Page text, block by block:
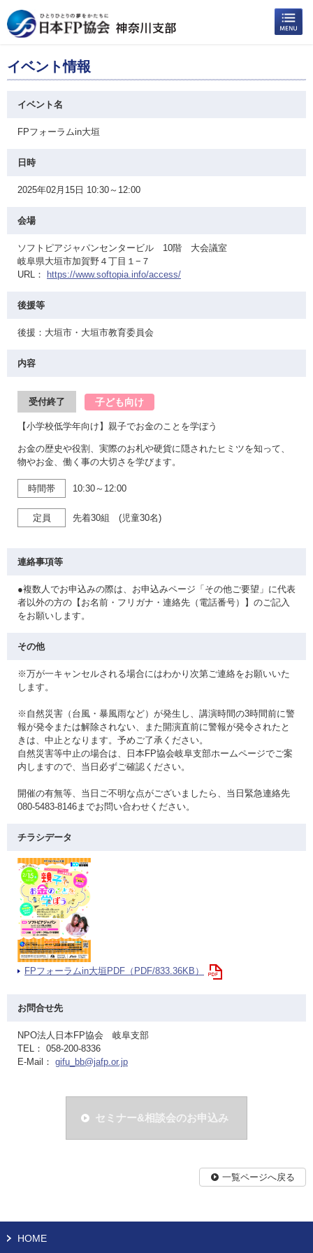
イベント情報
イベント名
FPフォーラムin大垣
日時
2025年02月15日 10:30～12:00
会場
ソフトピアジャパンセンタービル 10階 大会議室
岐阜県大垣市加賀野４丁目１−７
URL：
https://www.softopia.info/access/
後援等
後援：大垣市・大垣市教育委員会
内容
受付終了 子ども向け
【小学校低学年向け】親子でお金のことを学ぼう
お金の歴史や役割、実際のお札や硬貨に隠されたヒミツを知って、
物やお金、働く事の大切さを学びます。
時間帯 10:30～12:00
定員 先着30組 (児童30名)
連絡事項等
●複数人でお申込みの際は、お申込みページ「その他ご要望」に代表
者以外の方の【お名前・フリガナ・連絡先（電話番号）】のご記入
をお願いします。
その他
※万が一キャンセルされる場合にはわかり次第ご連絡をお願いいた
します。
※自然災害（台風・暴風雨など）が発生し、講演時間の3時間前に警
報が発令または解除されない、また開演直前に警報が発令されたと
きは、中止となります。予めご了承ください。
自然災害等中止の場合は、日本FP協会岐阜支部ホームページでご案
内しますので、当日必ずご確認ください。
開催の有無等、当日ご不明な点がございましたら、当日緊急連絡先
080-5483-8146までお問い合わせください。
チラシデータ
FPフォーラムin大垣PDF（PDF/833.36KB）
お問合せ先
NPO法人日本FP協会 岐阜支部
TEL： 058-200-8336
E-Mail： gifu_bb@jafp.or.jp
セミナー&相談会のお申込み
一覧ページへ戻る
HOME